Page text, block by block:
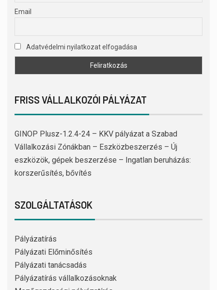
Email
Adatvédelmi nyilatkozat elfogadása
FRISS VÁLLALKOZÓI PÁLYÁZAT
GINOP Plusz-1.2.4-24 – KKV pályázat a Szabad
Vállalkozási Zónákban – Eszközbeszerzés – Új
eszközök, gépek beszerzése – Ingatlan beruházás:
korszerűsítés, bővítés
SZOLGÁLTATÁSOK
Pályázatírás
Pályázati Előminősítés
Pályázati tanácsadás
Pályázatírás vállalkozásoknak